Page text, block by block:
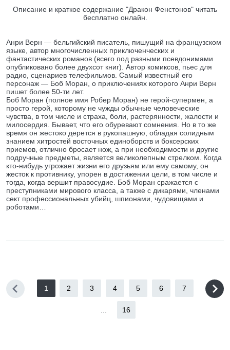
Описание и краткое содержание "Дракон Фенстонов" читать
бесплатно онлайн.
Анри Верн — бельгийский писатель, пишущий на французском
языке, автор многочисленных приключенческих и
фантастических романов (всего под разными псевдонимами
опубликовано более двухсот книг). Автор комиксов, пьес для
радио, сценариев телефильмов. Самый известный его
персонаж — Боб Моран, о приключениях которого Анри Верн
пишет более 50-ти лет.
Боб Моран (полное имя Робер Моран) не герой-супермен, а
просто герой, которому не чужды обычные человеческие
чувства, в том числе и страха, боли, растерянности, жалости и
милосердия. Бывает, что его обуревают сомнения. Но в то же
время он жестоко дерется в рукопашную, обладая солидным
знанием хитростей восточных единоборств и боксерских
приемов, отлично бросает нож, а при необходимости и другие
подручные предметы, является великолепным стрелком. Когда
кто-нибудь угрожает жизни его друзьям или ему самому, он
жесток к противнику, упорен в достижении цели, в том числе и
тогда, когда вершит правосудие. Боб Моран сражается с
преступниками мирового класса, а также с дикарями, членами
сект профессиональных убийц, шпионами, чудовищами и
роботами…
1 2 3 4 5 6 7
16